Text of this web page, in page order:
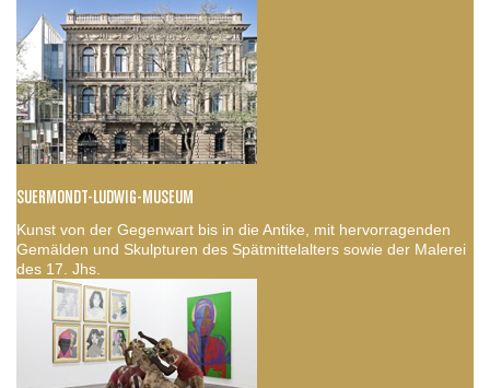
SUERMONDT-LUDWIG-MUSEUM
Kunst von der Gegenwart bis in die Antike, mit hervorragenden
Gemälden und Skulpturen des Spätmittelalters sowie der Malerei
des 17. Jhs.